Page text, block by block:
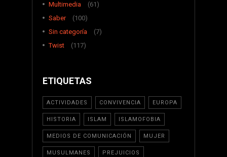
Multimedia
(61)
Saber
(100)
Sin categoría
(7)
Twist
(117)
ETIQUETAS
ACTIVIDADES CONVIVENCIA EUROPA
HISTORIA ISLAM ISLAMOFOBIA
MEDIOS DE COMUNICACIÓN MUJER
MUSULMANES PREJUICIOS